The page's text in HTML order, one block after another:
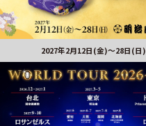
2027年2月12日(金)～28日(日)